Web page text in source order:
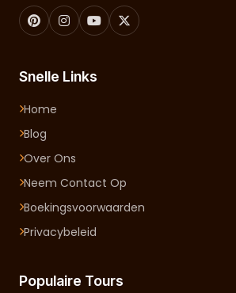
Snelle Links
Home
Blog
Over Ons
Neem Contact Op
Boekingsvoorwaarden
Privacybeleid
Populaire Tours